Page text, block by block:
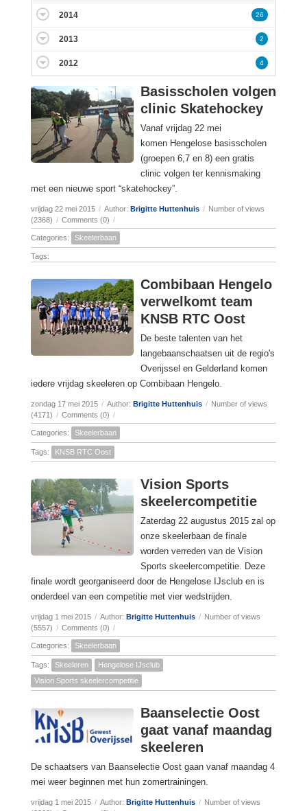
Basisscholen volgen
clinic Skatehockey
Vanaf vrijdag 22 mei
komen Hengelose basisscholen
(groepen 6,7 en 8) een gratis
clinic volgen ter kennismaking
met een nieuwe sport “skatehockey”.
vrijdag 22 mei 2015 / Author: Brigitte Huttenhuis / Number of views
(2368) / Comments (0) /
Categories: Skeelerbaan
Tags:
Combibaan Hengelo
verwelkomt team
KNSB RTC Oost
De beste talenten van het
langebaanschaatsen uit de regio's
Overijssel en Gelderland komen
iedere vrijdag skeeleren op Combibaan Hengelo.
zondag 17 mei 2015 / Author: Brigitte Huttenhuis / Number of views
(4171) / Comments (0) /
Categories: Skeelerbaan
Tags: KNSB RTC Oost
Vision Sports
skeelercompetitie
Zaterdag 22 augustus 2015 zal op
onze skeelerbaan de finale
worden verreden van de Vision
Sports skeelercompetitie. Deze
finale wordt georganiseerd door de Hengelose IJsclub en is
onderdeel van een competitie met vier wedstrijden.
vrijdag 1 mei 2015 / Author: Brigitte Huttenhuis / Number of views
(5557) / Comments (0) /
Categories: Skeelerbaan
Tags: Skeeleren
Hengelose IJsclub
Vision Sports skeelercompetitie
Baanselectie Oost
gaat vanaf maandag
skeeleren
De schaatsers van Baanselectie Oost gaan vanaf maandag 4
mei weer beginnen met hun zomertrainingen.
vrijdag 1 mei 2015 / Author: Brigitte Huttenhuis / Number of views
2014 26
2013 2
2012 4